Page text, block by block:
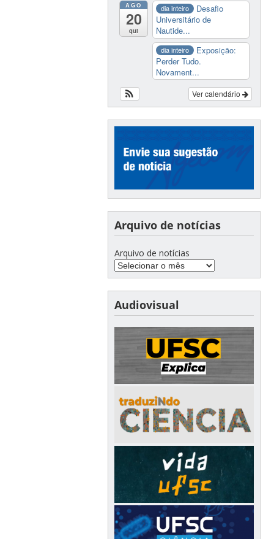
AGO
20
qui
dia inteiro
Desafio
Universitário de
Nautide...
dia inteiro
Exposição:
Perder Tudo.
Novament...
Ver calendário
Arquivo de notícias
Arquivo de notícias
Audiovisual